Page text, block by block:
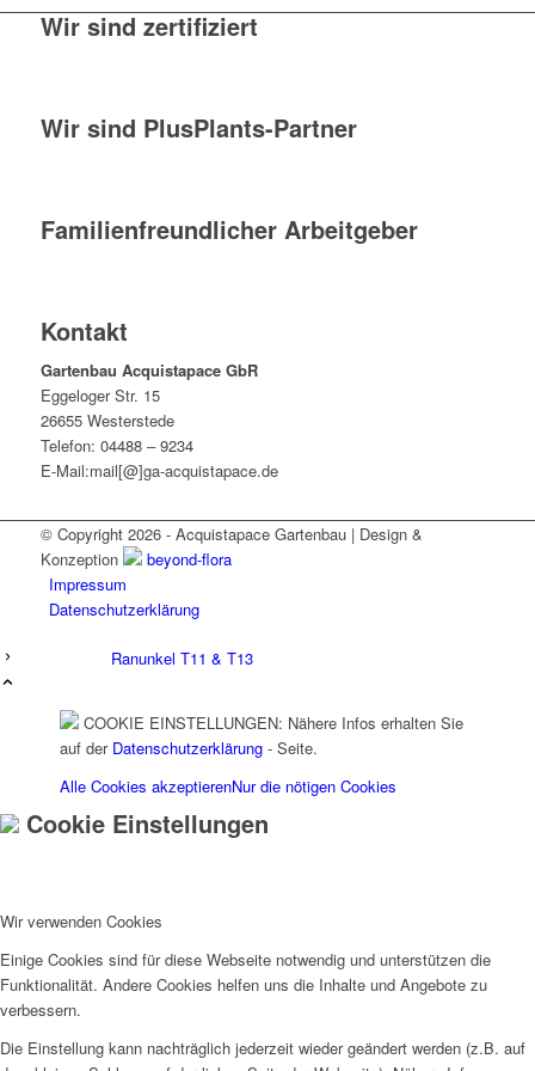
Wir sind zertifiziert
Wir sind PlusPlants-Partner
Familienfreundlicher Arbeitgeber
Kontakt
Gartenbau Acquistapace GbR
Eggeloger Str. 15
26655 Westerstede
Telefon: 04488 – 9234
E-Mail:mail[@]ga-acquistapace.de
© Copyright 2026 - Acquistapace Gartenbau | Design &
Konzeption
beyond-flora
Impressum
Datenschutzerklärung
Ranunkel T11 & T13
COOKIE EINSTELLUNGEN: Nähere Infos erhalten Sie
auf der Datenschutzerklärung - Seite.
Alle Cookies akzeptierenNur die nötigen Cookies
Cookie Einstellungen
Wir verwenden Cookies
Einige Cookies sind für diese Webseite notwendig und unterstützen die
Funktionalität. Andere Cookies helfen uns die Inhalte und Angebote zu
verbessern.
Die Einstellung kann nachträglich jederzeit wieder geändert werden (z.B. auf